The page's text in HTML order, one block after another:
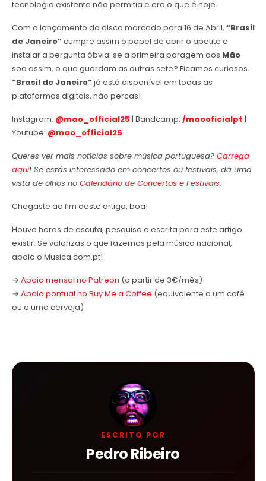
tecnologia existente não permitia e era o que é hoje.
Com o lançamento do disco marcado para 16 de Abril, “Brasil
de Janeiro”cumpre assim o papel de abrir o apetite e
instalar a pergunta óbvia: se a primeira paragem dos Mão
soa assim, o que guardam as outras sete? Ficamos curiosos.
“Brasil de Janeiro”já está disponível em todas as
plataformas digitais, não percas!
Instagram: @mao_official25 | Bandcamp: /maooficialpt |
Youtube: @mao_official25
Queres ver mais notícias sobre música portuguesa? Carrega
aqui! Se estás interessado em concertos ou festivais, dá uma
vista de olhos no Calendário de Concertos e Festivais.
Chegaste ao fim deste artigo, boa!
Houve horas de escuta, pesquisa e escrita para este artigo
existir. Se valorizas o que fazemos pela música nacional,
apoia o Musica.com.pt!
→ Apoio mensal no Patreon (a partir de 3€/mês)
→ Apoio pontual no Buy Me a Coffee (equivalente a um café
ou a uma cerveja)
ESCRITO POR
Pedro Ribeiro